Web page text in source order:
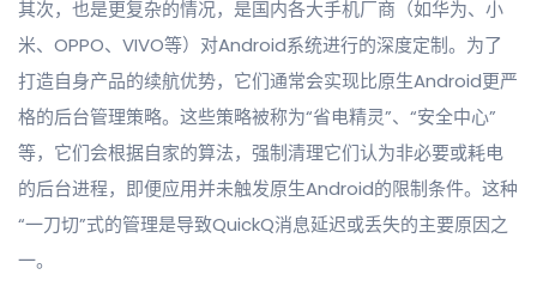
其次，也是更复杂的情况，是国内各大手机厂商（如华为、小
米、OPPO、VIVO等）对Android系统进行的深度定制。为了
打造自身产品的续航优势，它们通常会实现比原生Android更严
格的后台管理策略。这些策略被称为“省电精灵”、“安全中心”
等，它们会根据自家的算法，强制清理它们认为非必要或耗电
的后台进程，即便应用并未触发原生Android的限制条件。这种
“一刀切”式的管理是导致QuickQ消息延迟或丢失的主要原因之
一。